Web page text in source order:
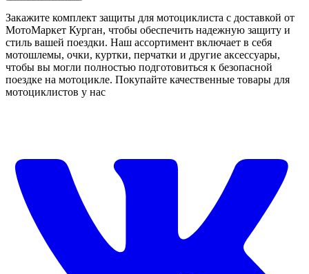
Закажите комплект защиты для мотоциклиста с доставкой от
МотоМаркет Курган, чтобы обеспечить надежную защиту и
стиль вашей поездки. Наш ассортимент включает в себя
мотошлемы, очки, куртки, перчатки и другие аксессуары,
чтобы вы могли полностью подготовиться к безопасной
поездке на мотоцикле. Покупайте качественные товары для
мотоциклистов у нас